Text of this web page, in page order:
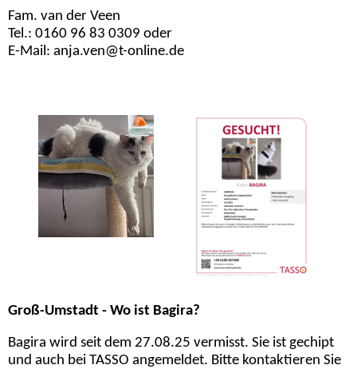
Fam. van der Veen
Tel.: 0160 96 83 0309 oder
E-Mail: anja.ven@t-online.de
Groß-Umstadt - Wo ist Bagira?
Bagira wird seit dem 27.08.25 vermisst. Sie ist gechipt
und auch bei TASSO angemeldet. Bitte kontaktieren Sie